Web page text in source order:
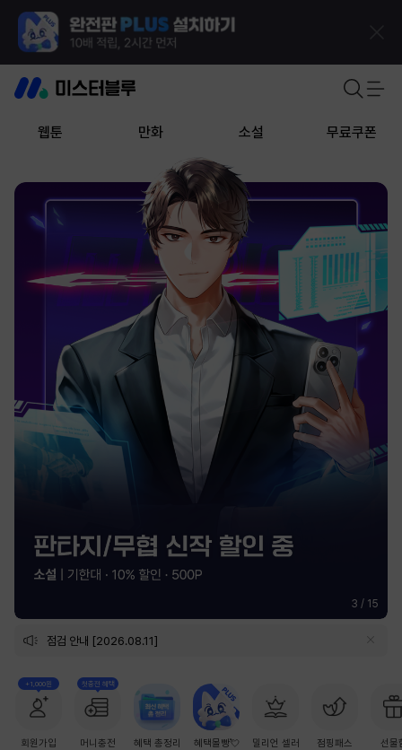
웹툰 만화 소설 무료쿠폰
3 / 15
점검 안내 [2026.08.11]
+1,000원
회원가입
첫충전 혜택
머니충전 혜택 총정리 혜택몰빵💘 밀리언 셀러 점핑패스 선물